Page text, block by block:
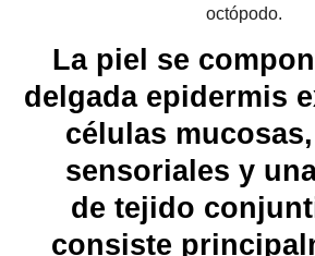
octópodo.
La piel se
delgada epidermis
células
sensoriales y
de tejido
consiste